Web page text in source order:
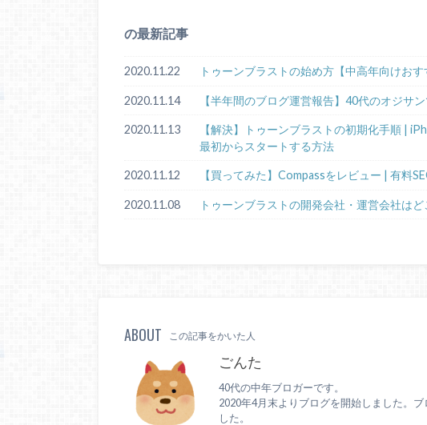
の最新記事
2020.11.22 トゥーンブラストの始め方【中高年向けおす
2020.11.14 【半年間のブログ運営報告】40代のオジサ
2020.11.13
【解決】トゥーンブラストの初期化手順 |
最初からスタートする方法
2020.11.12 【買ってみた】Compassをレビュー | 有料
2020.11.08 トゥーンブラストの開発会社・運営会社はど
ABOUT この記事をかいた人
ごんた
40代の中年ブロガーです。
2020年4月末よりブログを開始しました。
した。